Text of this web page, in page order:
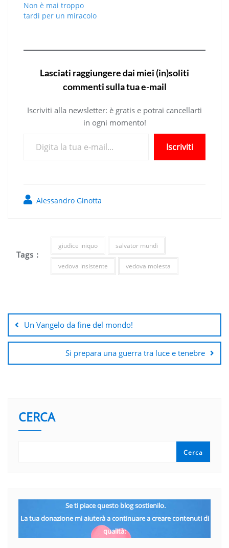
Non è mai troppo
tardi per un miracolo
Lasciati raggiungere dai miei (in)soliti
commenti sulla tua e-mail
Iscriviti alla newsletter: è gratis e potrai cancellarti
in ogni momento!
Iscriviti
Alessandro Ginotta
Tags :
giudice iniquo salvator mundi
vedova insistente vedova molesta
articoli
Un Vangelo da fine del mondo!
Si prepara una guerra tra luce e tenebre
CERCA
Cerca
Se ti piace questo blog sostienilo.
La tua donazione mi aiuterà a continuare a creare contenuti di
qualità: